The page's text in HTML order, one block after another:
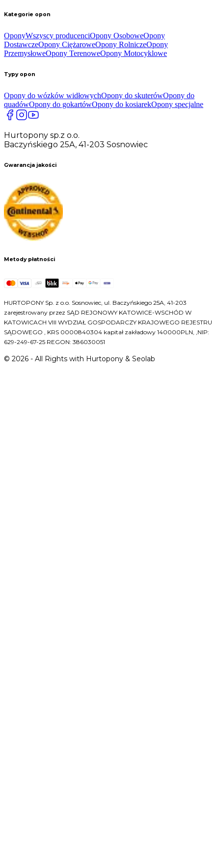
Kategorie opon
OponyWszyscy producenciOpony OsoboweOpony
DostawczeOpony CiężaroweOpony RolniczeOpony
PrzemysłoweOpony TerenoweOpony Motocyklowe
Typy opon
Opony do wózków widłowychOpony do skuterówOpony do
quadówOpony do gokartówOpony do kosiarekOpony specjalne
Hurtopony sp.z o.o.
Baczyńskiego 25A, 41-203 Sosnowiec
Gwarancja jakości
Metody płatności
HURTOPONY Sp. z o.o. Sosnowiec, ul. Baczyńskiego 25A, 41-203
zarejestrowany przez SĄD REJONOWY KATOWICE-WSCHÓD W
KATOWICACH VIII WYDZIAŁ GOSPODARCZY KRAJOWEGO REJESTRU
SĄDOWEGO , KRS 0000840304 kapitał zakładowy 140000PLN, ,NIP:
629-249-67-25 REGON: 386030051
© 2026 - All Rights with Hurtopony & Seolab